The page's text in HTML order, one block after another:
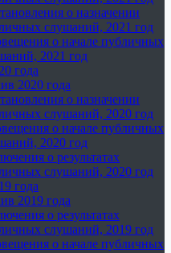
о назначении
слушаний, 2021 год
о начале публичных
2021 год
года
2020 года
о назначении
слушаний, 2020 год
о начале публичных
2020 год
о результатах
слушаний, 2020 год
года
2019 года
о результатах
слушаний, 2019 год
о начале публичных